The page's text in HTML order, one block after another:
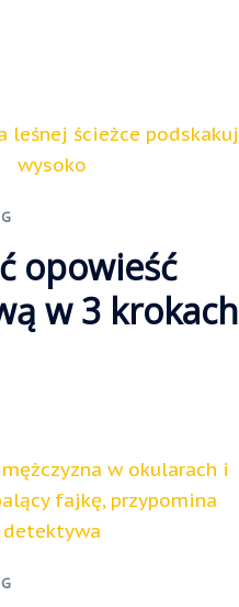
opowieść
w 3 krokach